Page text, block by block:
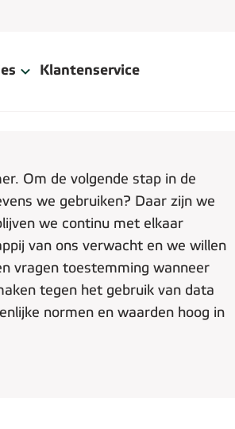
Klantenservice
Om de volgende stap in de
we gebruiken? Daar zijn we
we continu met elkaar
van ons verwacht en we willen
vragen toestemming wanneer
tegen het gebruik van data
normen en waarden hoog in